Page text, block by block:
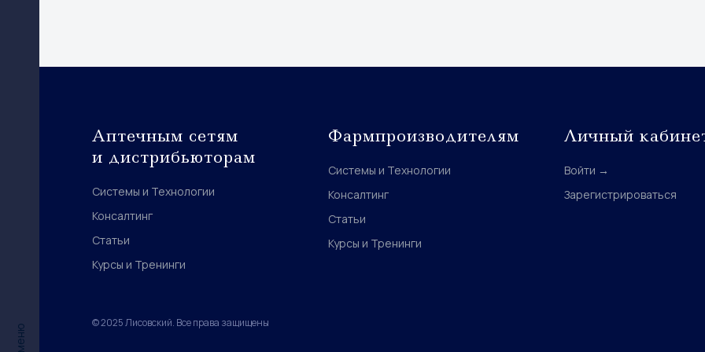
меню
Аптечным сетям
и дистрибьюторам
Системы и Технологии
Консалтинг
Статьи
Курсы и Тренинги
Фармпроизводителям
Системы и Технологии
Консалтинг
Статьи
Курсы и Тренинги
Личный
Войти →
Зарегистрироваться
© 2025 Лисовский. Все права защищены